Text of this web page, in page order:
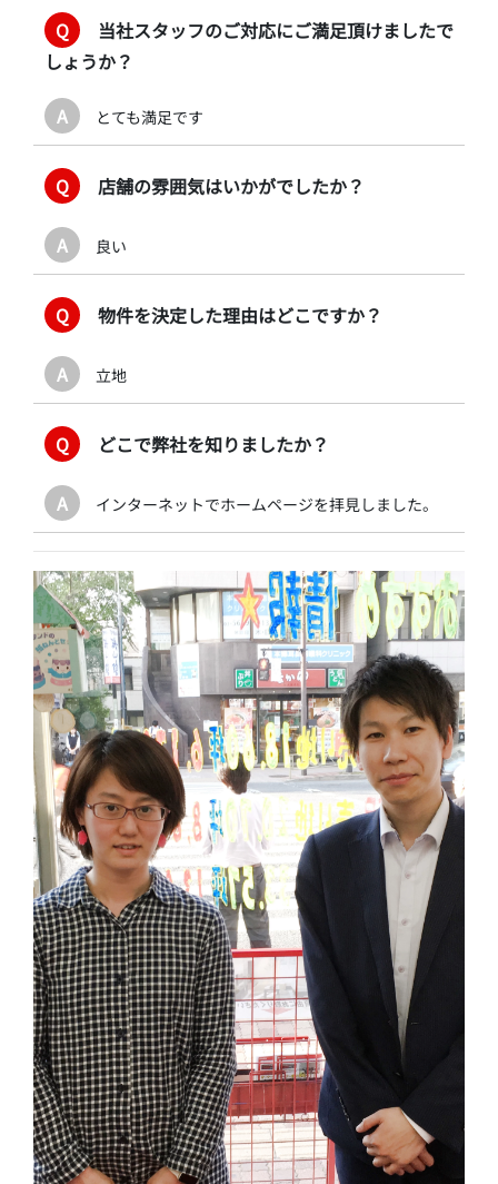
Q
当社スタッフのご対応にご満足頂けましたで
しょうか？
A とても満足です
Q 店舗の雰囲気はいかがでしたか？
A 良い
Q 物件を決定した理由はどこですか？
A 立地
Q どこで弊社を知りましたか？
A インターネットでホームページを拝見しました。